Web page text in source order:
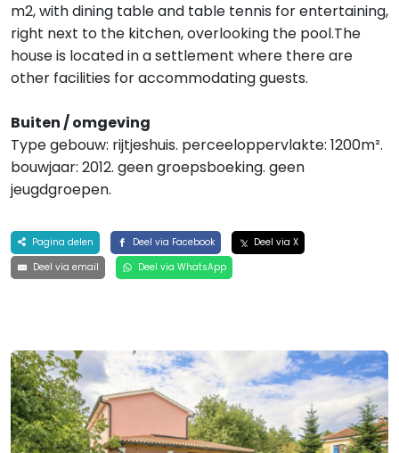
m2, with dining table and table tennis for entertaining,
right next to the kitchen, overlooking the pool.The
house is located in a settlement where there are
other facilities for accommodating guests.
Buiten / omgeving
Type gebouw: rijtjeshuis. perceeloppervlakte: 1200m².
bouwjaar: 2012. geen groepsboeking. geen
jeugdgroepen.
Pagina delen Deel via Facebook
Deel via X
Deel via email
Deel via WhatsApp